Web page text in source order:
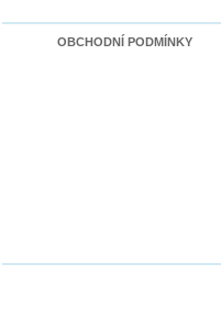
OBCHODNÍ PODMÍNKY